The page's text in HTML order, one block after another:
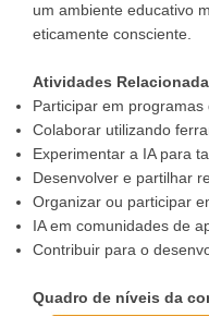
um ambiente educativo
eticamente consciente.
Atividades
Participar em
Colaborar utilizando
Experimentar a IA para
Desenvolver e partilhar
Organizar ou participar
IA em comunidades de
Contribuir para o
Quadro de níveis da